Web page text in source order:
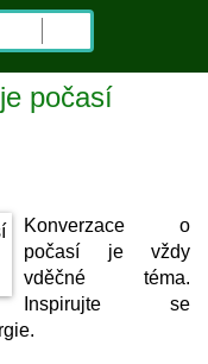
počasí
Konverzace o
počasí je vždy
vděčné téma.
Inspirujte se